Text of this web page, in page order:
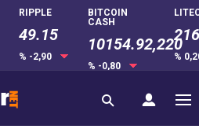
RIPPLE
49.15
% -2,90
BITCOIN
CASH
10154.92,220
% -0,80
%